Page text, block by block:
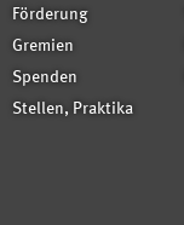
Förderung
Gremien
Spenden
Stellen, Praktika